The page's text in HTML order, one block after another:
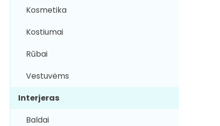
Kosmetika
Kostiumai
Rūbai
Vestuvėms
Interjeras
Baldai